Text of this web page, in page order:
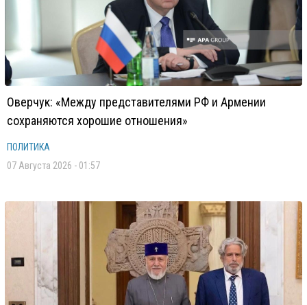
Оверчук: «Между представителями РФ и Армении
сохраняются хорошие отношения»
ПОЛИТИКА
07 Августа 2026 - 01:57